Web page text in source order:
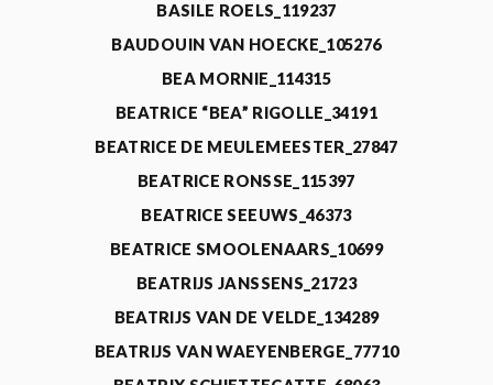
BASILE ROELS_119237
BAUDOUIN VAN HOECKE_105276
BEA MORNIE_114315
BEATRICE “BEA” RIGOLLE_34191
BEATRICE DE MEULEMEESTER_27847
BEATRICE RONSSE_115397
BEATRICE SEEUWS_46373
BEATRICE SMOOLENAARS_10699
BEATRIJS JANSSENS_21723
BEATRIJS VAN DE VELDE_134289
BEATRIJS VAN WAEYENBERGE_77710